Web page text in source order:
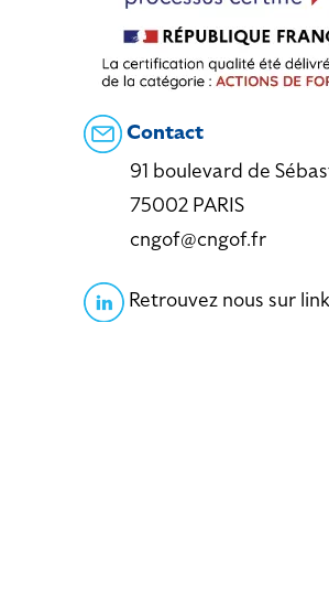
Contact
91 boulevard de
75002 PARIS
cngof@cngof.fr
Retrouvez nous sur